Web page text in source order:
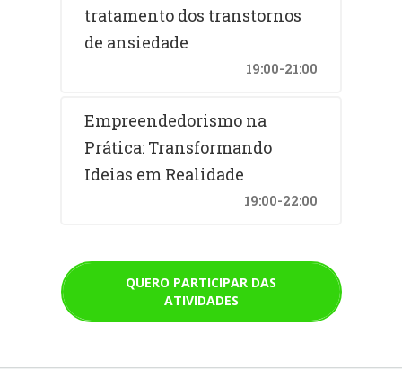
tratamento dos transtornos
de ansiedade
19:00-21:00
Empreendedorismo na
Prática: Transformando
Ideias em Realidade
19:00-22:00
QUERO PARTICIPAR DAS
ATIVIDADES